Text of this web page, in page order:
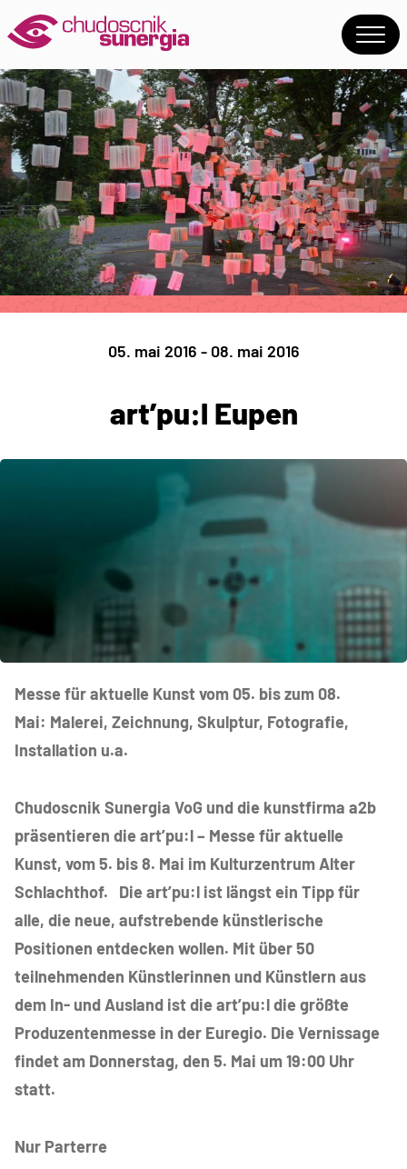
05. mai 2016 - 08. mai 2016
art’pu:l Eupen
Messe für aktuelle Kunst vom 05. bis zum 08.
Mai: Malerei, Zeichnung, Skulptur, Fotografie,
Installation u.a.
Chudoscnik Sunergia VoG und die kunstfirma a2b
präsentieren die art’pu:l – Messe für aktuelle
Kunst, vom 5. bis 8. Mai im Kulturzentrum Alter
Schlachthof. Die art’pu:l ist längst ein Tipp für
alle, die neue, aufstrebende künstlerische
Positionen entdecken wollen. Mit über 50
teilnehmenden Künstlerinnen und Künstlern aus
dem In- und Ausland ist die art’pu:l die größte
Produzentenmesse in der Euregio. Die Vernissage
findet am Donnerstag, den 5. Mai um 19:00 Uhr
statt.
Nur Parterre